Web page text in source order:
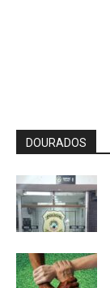
DOURADOS